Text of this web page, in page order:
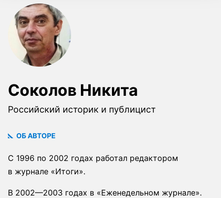
Соколов Никита
Российский историк и публицист
ОБ АВТОРЕ
С 1996 по 2002 годах работал редактором
в журнале «Итоги».
В 2002—2003 годах в «Еженедельном журнале».